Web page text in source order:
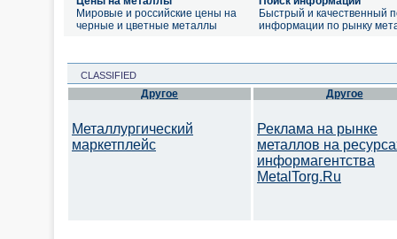
Мировые и российские цены на
черные и цветные металлы
Быстрый и качественный
информации по рынку
CLASSIFIED
Другое
Металлургический
маркетплейс
Другое
Реклама на рынке
металлов на
информагентства
MetalTorg.Ru